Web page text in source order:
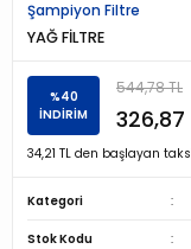
Şampiyon Filtre
YAĞ FİLTRE
%40
İNDİRİM
544,78 TL
326,87
34,21 TL den başlayan
Kategori
Stok Kodu